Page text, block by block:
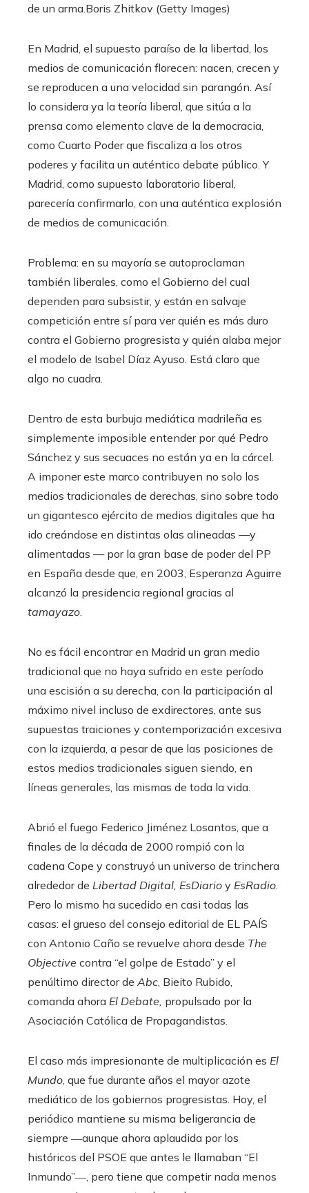
de un arma. Boris Zhitkov (Getty Images)
En Madrid, el supuesto paraíso de la libertad, los
medios de comunicación florecen: nacen, crecen y
se reproducen a una velocidad sin parangón. Así
lo considera ya la teoría liberal, que sitúa a la
prensa como elemento clave de la democracia,
como Cuarto Poder que fiscaliza a los otros
poderes y facilita un auténtico debate público. Y
Madrid, como supuesto laboratorio liberal,
parecería confirmarlo, con una auténtica explosión
de medios de comunicación.
Problema: en su mayoría se autoproclaman
también liberales, como el Gobierno del cual
dependen para subsistir, y están en salvaje
competición entre sí para ver quién es más duro
contra el Gobierno progresista y quién alaba mejor
el modelo de Isabel Díaz Ayuso. Está claro que
algo no cuadra.
Dentro de esta burbuja mediática madrileña es
simplemente imposible entender por qué Pedro
Sánchez y sus secuaces no están ya en la cárcel.
A imponer este marco contribuyen no solo los
medios tradicionales de derechas, sino sobre todo
un gigantesco ejército de medios digitales que ha
ido creándose en distintas olas alineadas —y
alimentadas — por la gran base de poder del PP
en España desde que, en 2003, Esperanza Aguirre
alcanzó la presidencia regional gracias al
tamayazo
No es fácil encontrar en Madrid un gran medio
tradicional que no haya sufrido en este período
una escisión a su derecha, con la participación al
máximo nivel incluso de exdirectores, ante sus
supuestas traiciones y contemporización excesiva
con la izquierda, a pesar de que las posiciones de
estos medios tradicionales siguen siendo, en
líneas generales, las mismas de toda la vida.
Abrió el fuego Federico Jiménez Losantos, que a
finales de la década de 2000 rompió con la
cadena Cope y construyó un universo de trinchera
alrededor de Libertad Digital, EsDiario y EsRadio
Pero lo mismo ha sucedido en casi todas las
casas: el grueso del consejo editorial de EL PAÍS
con Antonio Caño se revuelve ahora desde The
Objective contra “el golpe de Estado” y el
penúltimo director de Abc , Bieito Rubido,
comanda ahora El Debate, propulsado por la
Asociación Católica de Propagandistas.
El caso más impresionante de multiplicación es El
Mundo , que fue durante años el mayor azote
mediático de los gobiernos progresistas. Hoy, el
periódico mantiene su misma beligerancia de
siempre ―aunque ahora aplaudida por los
históricos del PSOE que antes le llamaban “El
Inmundo”―, pero tiene que competir nada menos